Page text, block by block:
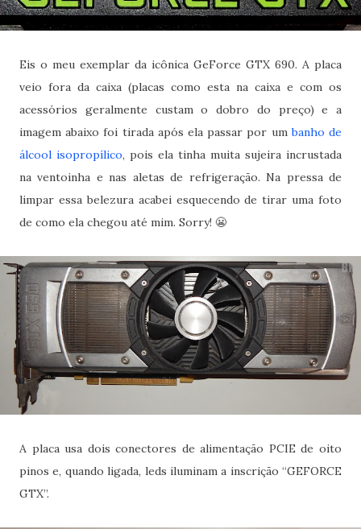
Eis o meu exemplar da icônica GeForce GTX 690. A placa
veio fora da caixa (placas como esta na caixa e com os
acessórios geralmente custam o dobro do preço) e a
imagem abaixo foi tirada após ela passar por umbanho de
álcool isopropílico, pois ela tinha muita sujeira incrustada
na ventoinha e nas aletas de refrigeração. Na pressa de
limpar essa belezura acabei esquecendo de tirar uma foto
de como ela chegou até mim. Sorry! 😬
A placa usa dois conectores de alimentação PCIE de oito
pinos e, quando ligada, leds iluminam a inscrição “GEFORCE
GTX”.